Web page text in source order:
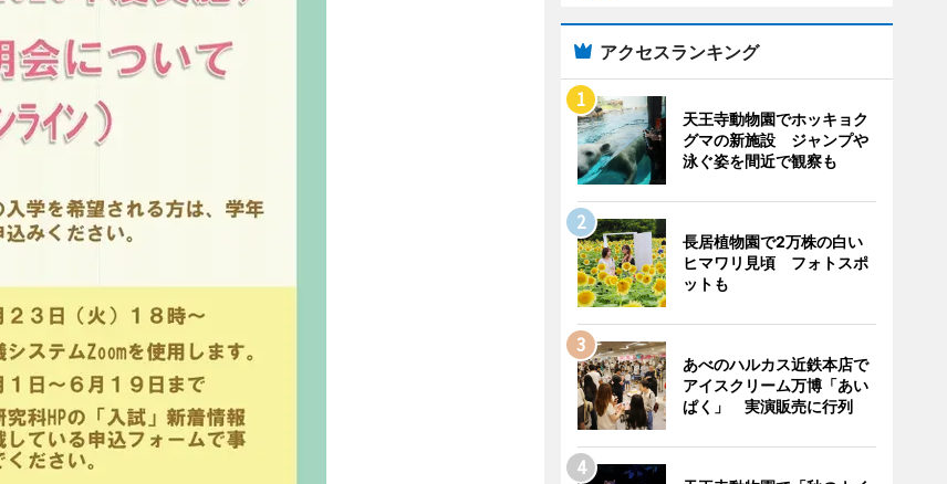
アクセスランキング
天王寺動物園でホッキョク
グマの新施設 ジャンプや
泳ぐ姿を間近で観察も
長居植物園で2万株の白い
ヒマワリ見頃 フォトスポ
ットも
あべのハルカス近鉄本店で
アイスクリーム万博「あい
ぱく」 実演販売に行列